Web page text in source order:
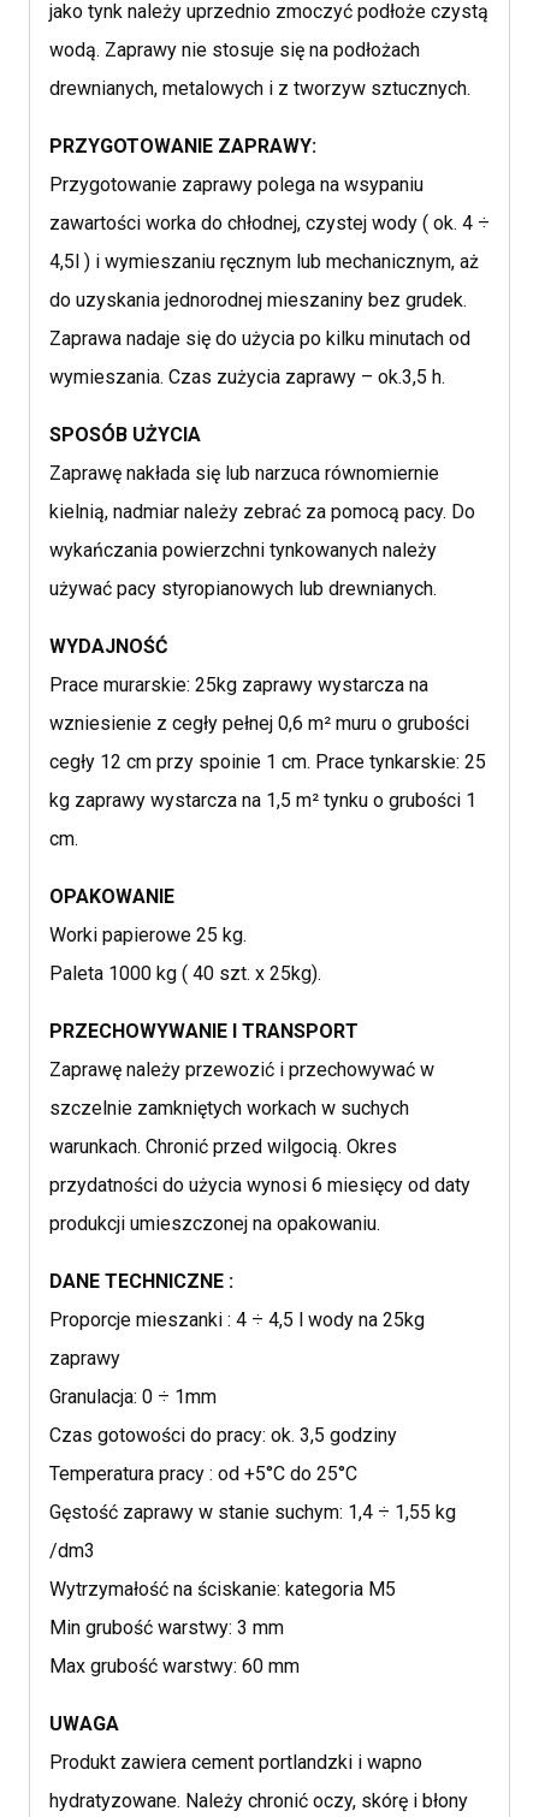
jako tynk należy uprzednio zmoczyć podłoże czystą
wodą. Zaprawy nie stosuje się na podłożach
drewnianych, metalowych i z tworzyw sztucznych.
PRZYGOTOWANIE ZAPRAWY:
Przygotowanie zaprawy polega na wsypaniu
zawartości worka do chłodnej, czystej wody ( ok. 4 ÷
4,5l ) i wymieszaniu ręcznym lub mechanicznym, aż
do uzyskania jednorodnej mieszaniny bez grudek.
Zaprawa nadaje się do użycia po kilku minutach od
wymieszania. Czas zużycia zaprawy – ok.3,5 h.
SPOSÓB UŻYCIA
Zaprawę nakłada się lub narzuca równomiernie
kielnią, nadmiar należy zebrać za pomocą pacy. Do
wykańczania powierzchni tynkowanych należy
używać pacy styropianowych lub drewnianych.
WYDAJNOŚĆ
Prace murarskie: 25kg zaprawy wystarcza na
wzniesienie z cegły pełnej 0,6 m² muru o grubości
cegły 12 cm przy spoinie 1 cm. Prace tynkarskie: 25
kg zaprawy wystarcza na 1,5 m² tynku o grubości 1
cm.
OPAKOWANIE
Worki papierowe 25 kg.
Paleta 1000 kg ( 40 szt. x 25kg).
PRZECHOWYWANIE I TRANSPORT
Zaprawę należy przewozić i przechowywać w
szczelnie zamkniętych workach w suchych
warunkach. Chronić przed wilgocią. Okres
przydatności do użycia wynosi 6 miesięcy od daty
produkcji umieszczonej na opakowaniu.
DANE TECHNICZNE :
Proporcje mieszanki : 4 ÷ 4,5 l wody na 25kg
zaprawy
Granulacja: 0 ÷ 1mm
Czas gotowości do pracy: ok. 3,5 godziny
Temperatura pracy : od +5°C do 25°C
Gęstość zaprawy w stanie suchym: 1,4 ÷ 1,55 kg
/dm3
Wytrzymałość na ściskanie: kategoria M5
Min grubość warstwy: 3 mm
Max grubość warstwy: 60 mm
UWAGA
Produkt zawiera cement portlandzki i wapno
hydratyzowane. Należy chronić oczy, skórę i błony